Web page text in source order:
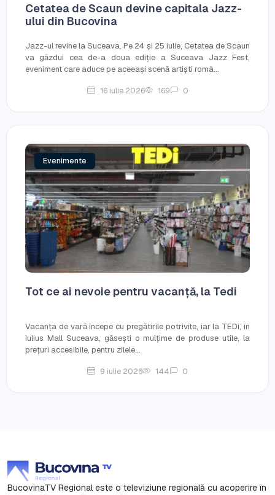
Cetatea de Scaun devine capitala Jazz-
ului din Bucovina
Jazz-ul revine la Suceava. Pe 24 și 25 iulie, Cetatea de Scaun
va găzdui cea de-a doua ediție a Suceava Jazz Fest,
eveniment care aduce pe aceeași scenă artiști româ...
16 iulie 2026 169 0
Evenimente
Tot ce ai nevoie pentru vacanță, la Tedi
Vacanța de vară începe cu pregătirile potrivite, iar la TEDi, în
Iulius Mall Suceava, găsești o mulțime de produse utile, la
prețuri accesibile, pentru zilele...
9 iulie 2026 144 0
BucovinaTV Regional este o televiziune regională cu acoperire în